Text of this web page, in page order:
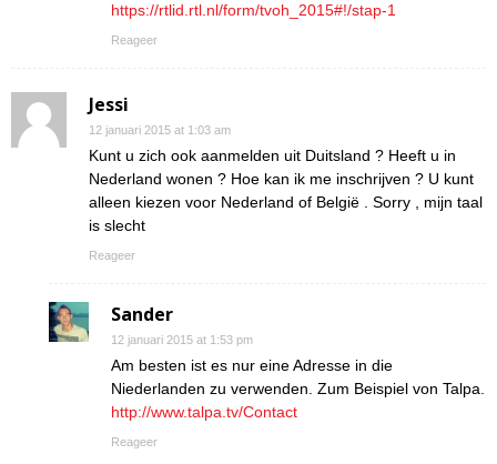
https://rtlid.rtl.nl/form/tvoh_2015#!/stap-1
Reageer
Jessi
12 januari 2015 at 1:03 am
Kunt u zich ook aanmelden uit Duitsland ? Heeft u in
Nederland wonen ? Hoe kan ik me inschrijven ? U kunt
alleen kiezen voor Nederland of België . Sorry , mijn taal
is slecht
Reageer
Sander
12 januari 2015 at 1:53 pm
Am besten ist es nur eine Adresse in die
Niederlanden zu verwenden. Zum Beispiel von Talpa.
http://www.talpa.tv/Contact
Reageer